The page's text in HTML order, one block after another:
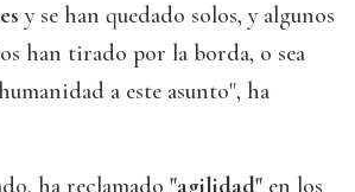
y se han quedado solos, y algunos
han tirado por la borda, o sea
a este asunto", ha